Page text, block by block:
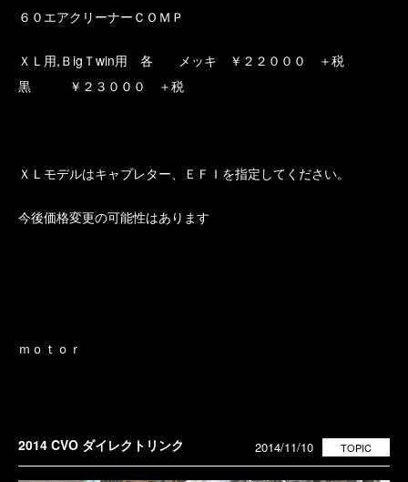
６０エアクリーナーＣＯＭＰ
ＸＬ用,ＢigＴwin用 各 メッキ ￥２２０００ ＋税
黒 ￥２３０００ ＋税
ＸＬモデルはキャブレター、ＥＦＩを指定してください。
今後価格変更の可能性はあります
ｍｏｔｏｒ
2014 CVO ダイレクトリンク TOPIC
2014/11/10